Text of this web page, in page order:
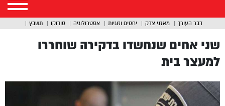
דבר העורך מאזני צדק יחסים וזוגיות אסטרולוגיה סודוקו תשבץ
שני אחים שנחשדו בדקירה שוחררו
למעצר בית